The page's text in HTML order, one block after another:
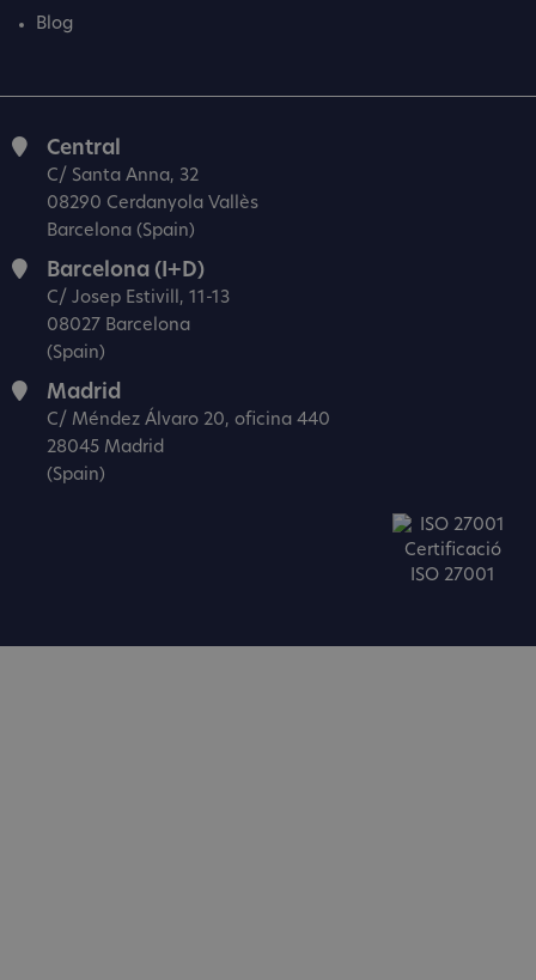
Blog
Central
C/ Santa Anna, 32
08290 Cerdanyola Vallès
Barcelona (Spain)
Barcelona (I+D)
C/ Josep Estivill, 11-13
08027 Barcelona
(Spain)
Madrid
C/ Méndez Álvaro 20, oficina 440
28045 Madrid
(Spain)
Certificació
ISO 27001